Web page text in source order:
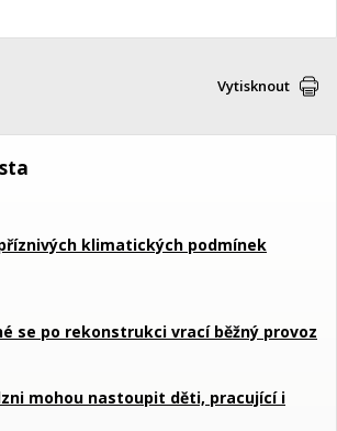
Vytisknout
klimatických podmínek
se po rekonstrukci vrací běžný provoz
mohou nastoupit děti, pracující i